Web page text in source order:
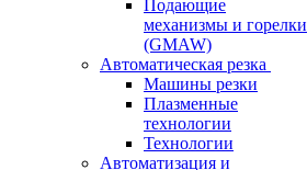
Подающие
механизмы и горелки
(GMAW)
Автоматическая резка
Машины резки
Плазменные
технологии
Технологии
Автоматизация и